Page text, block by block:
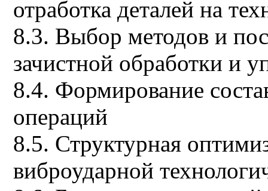
отработка деталей на
8.3. Выбор методов и
зачистной обработки и
8.4. Формирование
операций
8.5. Структурная
виброударной